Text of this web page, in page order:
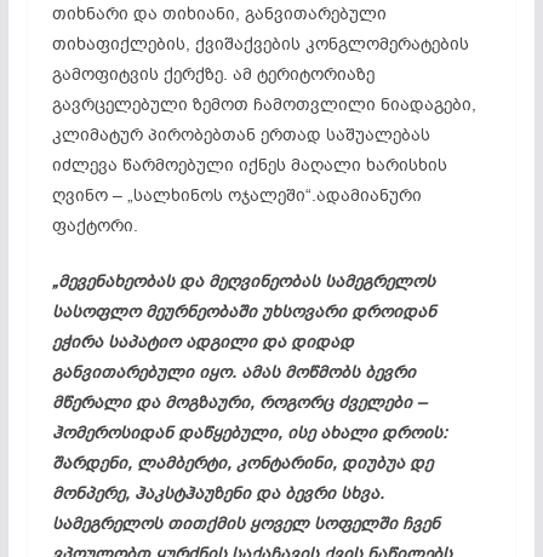
თიხნარი და თიხიანი, განვითარებული
თიხაფიქლების, ქვიშაქვების კონგლომერატების
გამოფიტვის ქერქზე. ამ ტერიტორიაზე
გავრცელებული ზემოთ ჩამოთვლილი ნიადაგები,
კლიმატურ პირობებთან ერთად საშუალებას
იძლევა წარმოებული იქნეს მაღალი ხარისხის
ღვინო – „სალხინოს ოჯალეში“.ადამიანური
ფაქტორი.
„მევენახეობას და მეღვინეობას სამეგრელოს
სასოფლო მეურნეობაში უხსოვარი დროიდან
ეჭირა საპატიო ადგილი და დიდად
განვითარებული იყო. ამას მოწმობს ბევრი
მწერალი და მოგზაური, როგორც ძველები –
ჰომეროსიდან დაწყებული, ისე ახალი დროის:
შარდენი, ლამბერტი, კონტარინი, დიუბუა დე
მონპერე, ჰაკსტჰაუზენი და ბევრი სხვა.
სამეგრელოს თითქმის ყოველ სოფელში ჩვენ